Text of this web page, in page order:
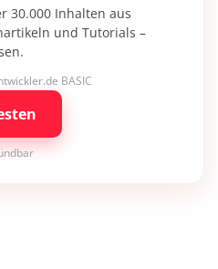
30.000 Inhalten aus
und Tutorials –
BASIC